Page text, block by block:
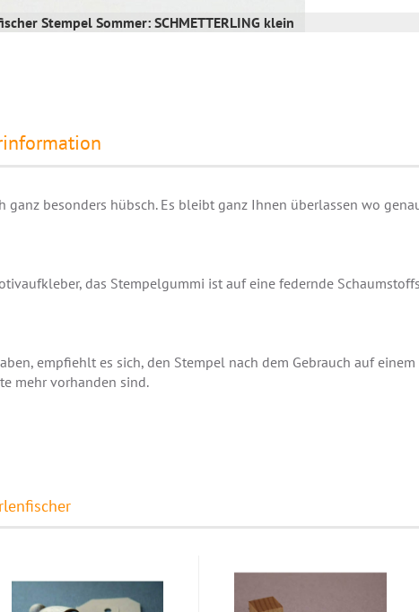
Stempel Sommer: SCHMETTERLING klein
besonders hübsch. Es bleibt ganz Ihnen überlassen wo
das Stempelgummi ist auf eine federnde
empfiehlt es sich, den Stempel nach dem Gebrauch auf
mehr vorhanden sind.